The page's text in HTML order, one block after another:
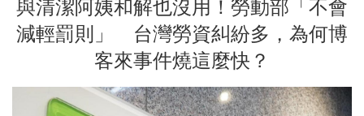
與清潔阿姨和解也沒用！勞動部「不會
減輕罰則」 台灣勞資糾紛多，為何博
客來事件燒這麼快？